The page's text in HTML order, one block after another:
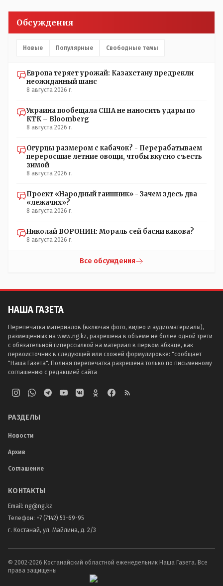
Обсуждения
Новые Популярные Свободные темы
Европа теряет урожай: Казахстану предрекли
неожиданный шанс
8 августа 2026 г.
Украина пообещала США не наносить удары по
КТК – Bloomberg
8 августа 2026 г.
Огурцы размером с кабачок? - Перерабатываем
переросшие летние овощи, чтобы вкусно съесть
зимой
8 августа 2026 г.
Проект «Народный гаишник» - Зачем здесь два
«лежачих»?
8 августа 2026 г.
Николай ВОРОНИН: Мораль сей басни какова?
8 августа 2026 г.
Все обсуждения
НАША ГАЗЕТА
Перепечатка материалов (включая фото, видео и аудиоматериалы),
размещенных на www.ng.kz, разрешена в объеме не более одной трети
с обязательной гиперссылкой на материал в первом абзаце, как
первоисточник в следующей или схожей формулировке: "сообщает
"Наша Газета". Полная перепечатка разрешена только по письменному
соглашению с редакцией сайта
РАЗДЕЛЫ
Новости
Архив
Соглашение
КОНТАКТЫ
Email: ng@ng.kz
Телефон: +7 (7142) 53-69-95
г. Костанай, ул. Майлина, д. 2/3
© 2002-2026 Костанайский областной еженедельник Наша Газета. Все
права защищены